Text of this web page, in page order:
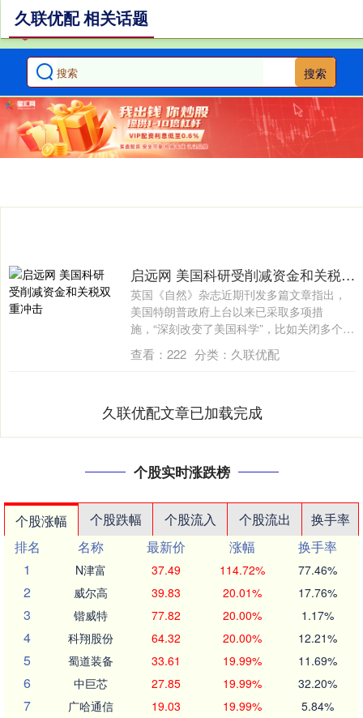
搜索
久联优配 相关话题
启远网 美国科研受削减资金和关税双重冲击
英国《自然》杂志近期刊发多篇文章指出，
美国特朗普政府上台以来已采取多项措
施，“深刻改变了美国科学”，比如关闭多个研
究项目....
查看： 222 分类： 久联优配
久联优配文章已加载完成
个股实时涨跌榜
个股涨幅 个股跌幅 个股流入 个股流出
换手率
排名
名称 最新价 涨幅
换手率
1
N津富 37.49 114.72% 77.46%
2 威尔高 39.83 20.01% 17.76%
3 锴威特 77.82 20.00% 1.17%
4 科翔股份 64.32 20.00% 12.21%
5 蜀道装备 33.61 19.99% 11.69%
6 中巨芯 27.85 19.99% 32.20%
7 广哈通信 19.03 19.99% 5.84%